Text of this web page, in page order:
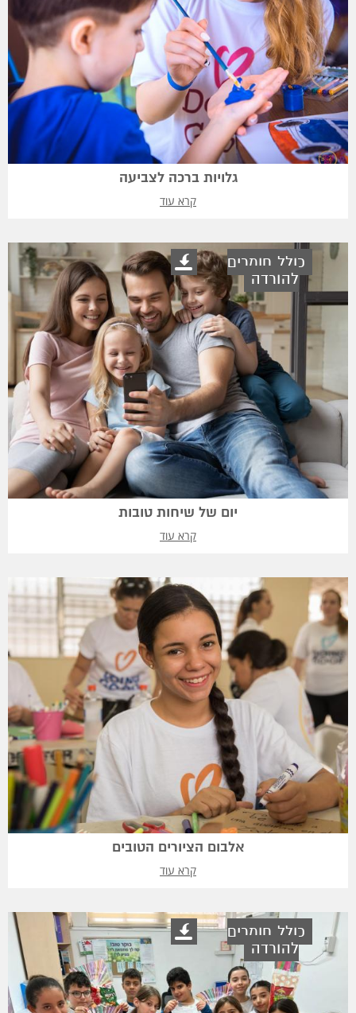
גלויות ברכה לצביעה
קרא עוד
כולל חומרים
להורדה
יום של שיחות טובות
קרא עוד
אלבום הציורים הטובים
קרא עוד
כולל חומרים
להורדה